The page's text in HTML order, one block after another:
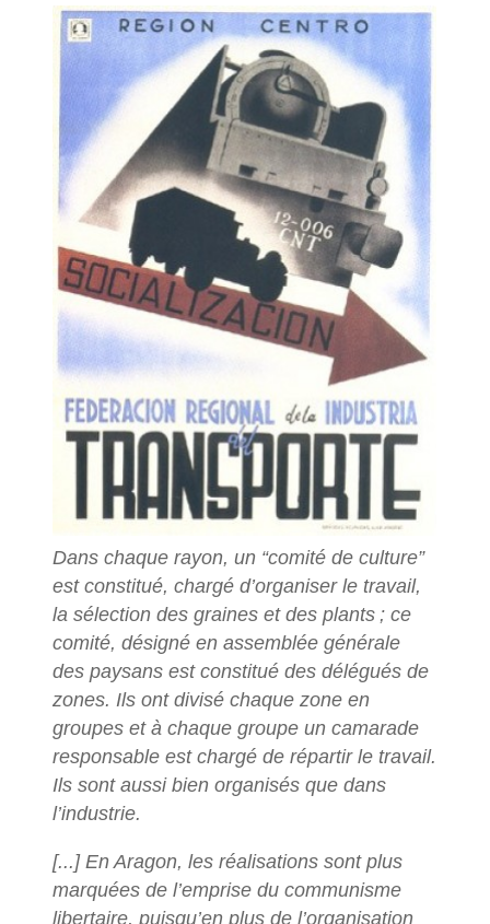
Dans chaque rayon, un “comité de culture”
est constitué, chargé d’organiser le travail,
la sélection des graines et des plants ; ce
comité, désigné en assemblée générale
des paysans est constitué des délégués de
zones. Ils ont divisé chaque zone en
groupes et à chaque groupe un camarade
responsable est chargé de répartir le travail.
Ils sont aussi bien organisés que dans
l’industrie.
[...] En Aragon, les réalisations sont plus
marquées de l’emprise du communisme
libertaire, puisqu’en plus de l’organisation